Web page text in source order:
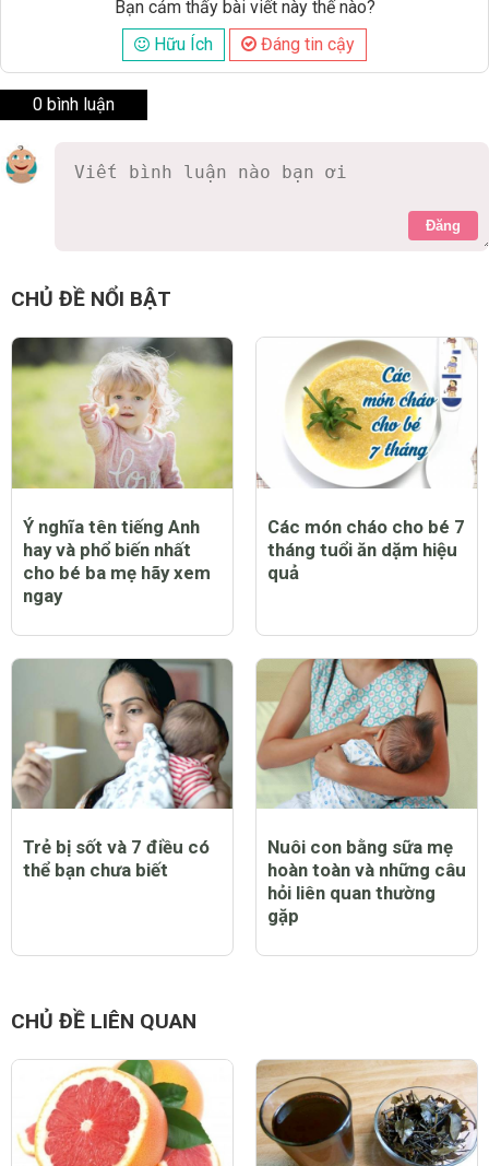
Bạn cảm thấy bài viết này thế nào?
Hữu Ích
Đáng tin cậy
0 bình luận
Đăng
CHỦ ĐỀ NỔI BẬT
Ý nghĩa tên tiếng Anh
hay và phổ biến nhất
cho bé ba mẹ hãy xem
ngay
Các món cháo cho bé 7
tháng tuổi ăn dặm hiệu
quả
Trẻ bị sốt và 7 điều có
thể bạn chưa biết
Nuôi con bằng sữa mẹ
hoàn toàn và những câu
hỏi liên quan thường
gặp
CHỦ ĐỀ LIÊN QUAN